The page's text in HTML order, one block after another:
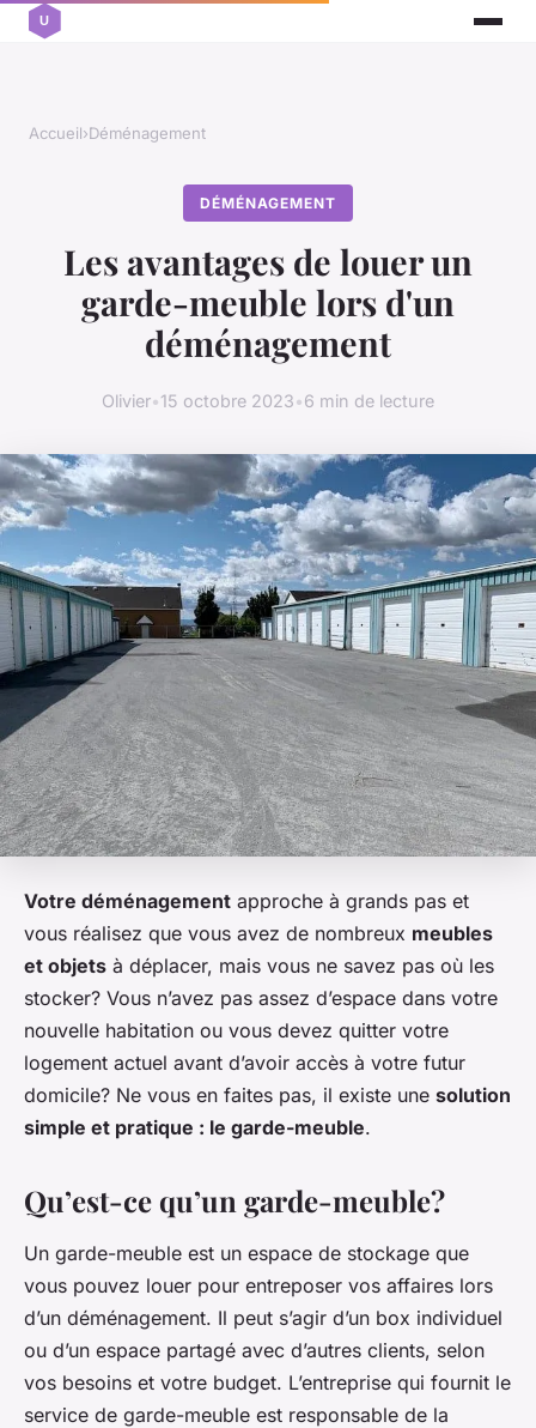
Accueil›Déménagement
DÉMÉNAGEMENT
Les avantages de louer un
garde-meuble lors d'un
déménagement
Olivier•15 octobre 2023•6 min de lecture
Votre déménagement approche à grands pas et
vous réalisez que vous avez de nombreux meubles
et objets à déplacer, mais vous ne savez pas où les
stocker? Vous n’avez pas assez d’espace dans votre
nouvelle habitation ou vous devez quitter votre
logement actuel avant d’avoir accès à votre futur
domicile? Ne vous en faites pas, il existe une solution
simple et pratique : le garde-meuble.
Qu’est-ce qu’un garde-meuble?
Un garde-meuble est un espace de stockage que
vous pouvez louer pour entreposer vos affaires lors
d’un déménagement. Il peut s’agir d’un box individuel
ou d’un espace partagé avec d’autres clients, selon
vos besoins et votre budget. L’entreprise qui fournit le
service de garde-meuble est responsable de la